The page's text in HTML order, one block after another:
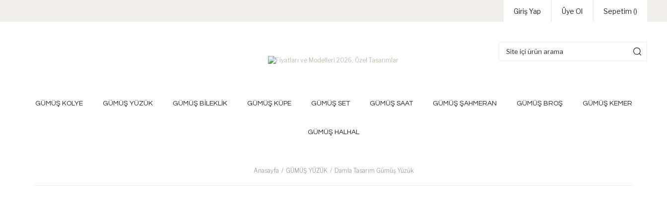
Giriş Yap Üye Ol Sepetim ()
GÜMÜŞ KOLYE GÜMÜŞ YÜZÜK GÜMÜŞ BİLEKLİK GÜMÜŞ KÜPE GÜMÜŞ SET GÜMÜŞ SAAT GÜMÜŞ ŞAHMERAN GÜMÜŞ BROŞ GÜMÜŞ KEMER
GÜMÜŞ HALHAL
Anasayfa GÜMÜŞ YÜZÜK Damla Tasarım Gümüş Yüzük